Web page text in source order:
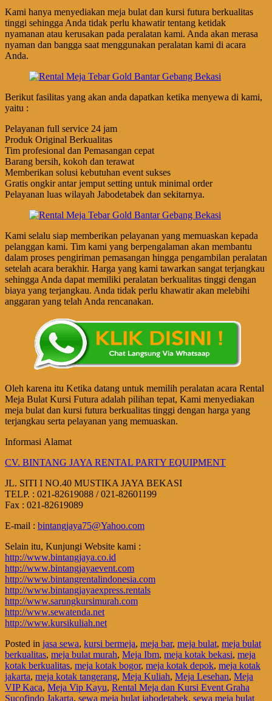
Kami hanya menyediakan meja bulat dan kursi futura berkualitas
tinggi sehingga Anda tidak perlu khawatir tentang ketidak
nyamanan atau kerusakan pada peralatan kami. Anda akan merasa
nyaman dan bangga saat menggunakan peralatan kami di acara
Anda.
Berikut fasilitas yang akan anda dapatkan ketika menyewa di kami,
yaitu :
Pelayanan full service 24 jam
Produk Original Berkualitas
Tim profesional dan Pemasangan cepat
Barang bersih, kokoh dan terawat
Memberikan solusi kebutuhan event sukses
Gratis ongkir antar jemput setting untuk minimal order
Pelayanan luas wilayah Jabodetabek dan sekitarnya.
Kami selalu siap memberikan pelayanan yang memuaskan kepada
pelanggan kami. Tim kami yang berpengalaman akan membantu
dalam proses pengiriman pemasangan hingga pengambilan peralatan
setelah acara berakhir. Harga yang kami tawarkan sangat terjangkau
sehingga Anda dapat memiliki peralatan berkualitas tinggi dengan
biaya yang terjangkau. Anda tidak perlu khawatir akan melebihi
anggaran yang telah Anda rencanakan.
Oleh karena itu Ketika datang untuk memilih peralatan acara Rental
Meja Bulat Kursi Futura adalah pilihan tepat, Kami menyediakan
meja bulat dan kursi futura berkualitas tinggi dengan harga yang
terjangkau serta pelayanan yang memuaskan.
Informasi Alamat
CV. BINTANG JAYA RENTAL PARTY EQUIPMENT
JL. SITI I NO.40 MUSTIKA JAYA BEKASI
TELP. : 021-82619088 / 021-82601199
Fax : 021-82619089
E-mail : bintangjaya75@Yahoo.com
Selain itu, Kunjungi Website kami :
http://www.bintangjaya.co.id
http://www.bintangjayaevent.com
http://www.bintangrentalindonesia.com
http://www.bintangjayaexpress.rentals
http://www.sarungkursimurah.com
http://www.sewatenda.net
http://www.kursikuliah.net
Posted in jasa sewa, kursi bermeja, meja bar, meja bulat, meja bulat
berkualitas, meja bulat murah, Meja Ibm, meja kotak bekasi, meja
kotak berkualitas, meja kotak bogor, meja kotak depok, meja kotak
jakarta, meja kotak tangerang, Meja Kuliah, Meja Lesehan, Meja
VIP Kaca, Meja Vip Kayu, Rental Meja dan Kursi Event Graha
Sucofindo Jakarta, sewa meja bulat jabodetabek, sewa meja bulat